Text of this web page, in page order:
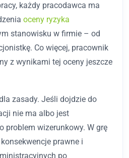
każdy pracodawca ma
oceny ryzyka
stanowisku w firmie – od
Co więcej, pracownik
z wynikami tej oceny jeszcze
zasady. Jeśli dojdzie do
nie ma albo jest
problem wizerunkowy. W grę
prawne i
po